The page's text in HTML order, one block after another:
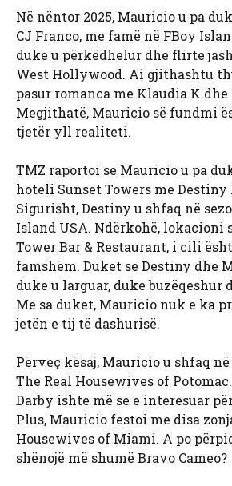
Në nëntor 2025, Mauricio u pa
CJ Franco, me famë në FBoy
duke u përkëdhelur dhe flirte
West Hollywood. Ai gjithashtu
pasur romanca me Klaudia K
Megjithatë, Mauricio së fundmi
tjetër yll realiteti.
TMZ raportoi se Mauricio u pa
hoteli Sunset Towers me Destiny
Sigurisht, Destiny u shfaq në
Island USA. Ndërkohë, lokacioni
Tower Bar & Restaurant, i cili
famshëm. Duket se Destiny dhe
duke u larguar, duke buzëqeshur
Me sa duket, Mauricio nuk e ka
jetën e tij të dashurisë.
Përveç kësaj, Mauricio u shfaq në
The Real Housewives of
Darby ishte më se e interesuar
Plus, Mauricio festoi me disa
Housewives of Miami. A po
shënojë më shumë Bravo Cameo?